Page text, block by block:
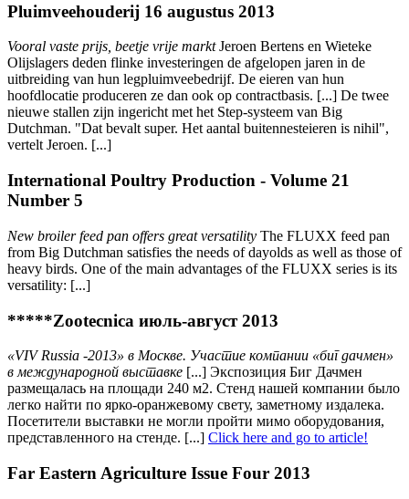
Pluimveehouderij 16 augustus 2013
Vooral vaste prijs, beetje vrije marktJeroen Bertens en Wieteke
Olijslagers deden flinke investeringen de afgelopen jaren in de
uitbreiding van hun legpluimveebedrijf. De eieren van hun
hoofdlocatie produceren ze dan ook op contractbasis. [...] De twee
nieuwe stallen zijn ingericht met het Step-systeem van Big
Dutchman. "Dat bevalt super. Het aantal buitennesteieren is nihil",
vertelt Jeroen. [...]
International Poultry Production - Volume 21
Number 5
New broiler feed pan offers great versatility The FLUXX feed pan
from Big Dutchman satisfies the needs of dayolds as well as those of
heavy birds. One of the main advantages of the FLUXX series is its
versatility: [...]
*****Zootecnica июль-август 2013
«VIV Russia -2013» в Москве. Участие компании «биг дачмен»
в международной выставке [...] Экспозиция Биг Дачмен
размещалась на площади 240 м2. Стенд нашей компании было
легко найти по ярко-оранжевому свету, заметному издалека.
Посетители выставки не могли пройти мимо оборудования,
представленного на стенде. [...] Click here and go to article!
Far Eastern Agriculture Issue Four 2013